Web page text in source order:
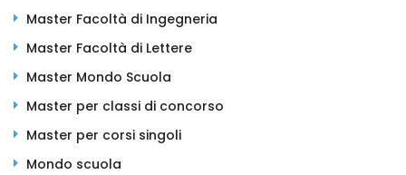
Master Facoltà di Ingegneria
Master Facoltà di Lettere
Master Mondo Scuola
Master per classi di concorso
Master per corsi singoli
Mondo scuola